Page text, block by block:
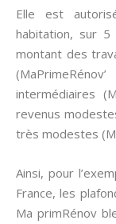
Elle est
habitation, sur
montant des
intermédiaires
revenus
très modestes
Ainsi, pour
France, les
Ma primRénov